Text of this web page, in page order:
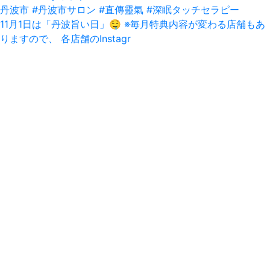
11月1日は「丹波旨い日」‪🤤‬ ※毎月特典内容が変わる店舗もあ
りますので、 各店舗のInstagr